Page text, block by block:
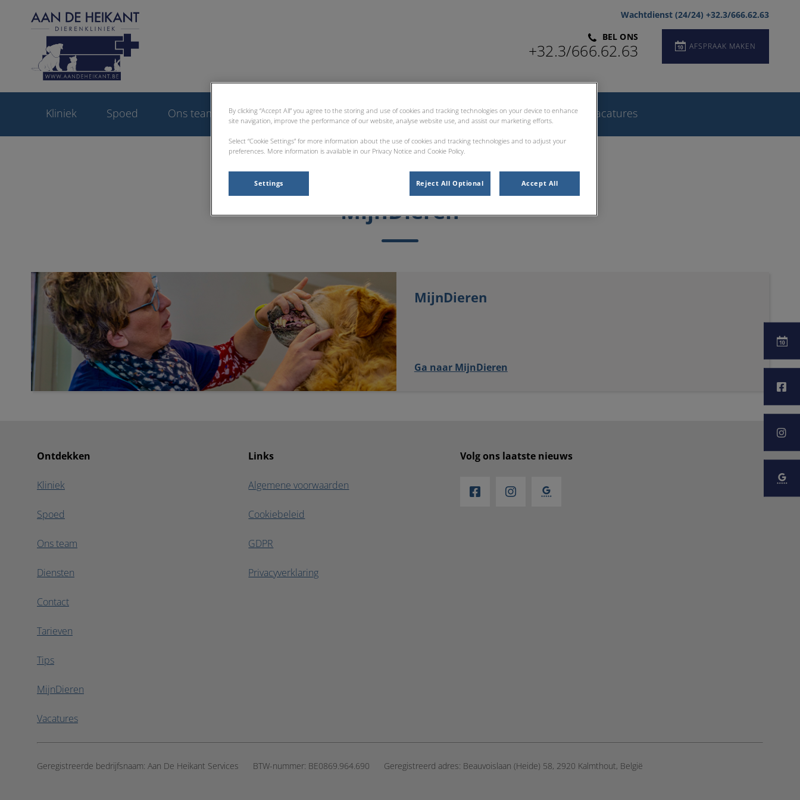
Wachtdienst (24/24) +32.3/666.62.63
Homepage Dierenkliniek Aan de Heikant
BEL ONS
+32.3/666.62.63 AFSPRAAK MAKEN
Kliniek Spoed Ons team Diensten Contact Tarieven Tips MijnDieren Vacatures
MijnDieren
MijnDieren
MijnDieren
Ga naar MijnDieren
Ontdekken
Kliniek
Spoed
Ons team
Diensten
Contact
Tarieven
Tips
MijnDieren
Vacatures
Links
Algemene voorwaarden
Cookiebeleid
GDPR
Privacyverklaring
Volg ons laatste nieuws
Geregistreerde bedrijfsnaam: Aan De Heikant Services BTW-nummer: BE0869.964.690 Geregistreerd adres: Beauvoislaan (Heide) 58, 2920 Kalmthout, België
By clicking “Accept All” you agree to the storing and use of cookies and tracking technologies on your device to enhance
site navigation, improve the performance of our website, analyse website use, and assist our marketing efforts.
Select “Cookie Settings” for more information about the use of cookies and tracking technologies and to adjust your
preferences. More information is available in our Privacy Notice and Cookie Policy.
Settings Reject All Optional Accept All